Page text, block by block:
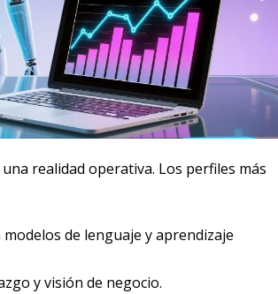
realidad operativa. Los perfiles más
modelos de lenguaje y aprendizaje
y visión de negocio.